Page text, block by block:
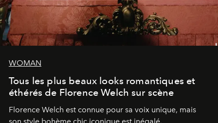
WOMAN
Tous les plus beaux looks romantiques et
éthérés de Florence Welch sur scène
Florence Welch est connue pour sa voix unique, mais
son style bohème chic iconique est inégalé.